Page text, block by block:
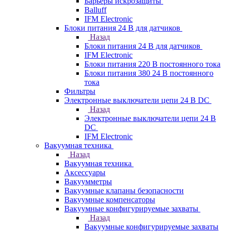
Balluff
IFM Electronic
Блоки питания 24 В для датчиков
Назад
Блоки питания 24 В для датчиков
IFM Electronic
Блоки питания 220 В постоянного тока
Блоки питания 380 24 В постоянного
тока
Фильтры
Электронные выключатели цепи 24 В DC
Назад
Электронные выключатели цепи 24 В
DC
IFM Electronic
Вакуумная техника
Назад
Вакуумная техника
Аксессуары
Вакуумметры
Вакуумные клапаны безопасности
Вакуумные компенсаторы
Вакуумные конфигурируемые захваты
Назад
Вакуумные конфигурируемые захваты